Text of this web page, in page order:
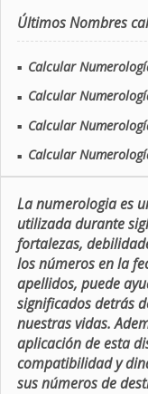
Últimos Nombres
■ Calcular
■ Calcular
■ Calcular
■ Calcular
La numerologia es
utilizada durante
fortalezas,
los números en la
apellidos, puede
significados detrás
nuestras vidas.
aplicación de esta
compatibilidad y
sus números de